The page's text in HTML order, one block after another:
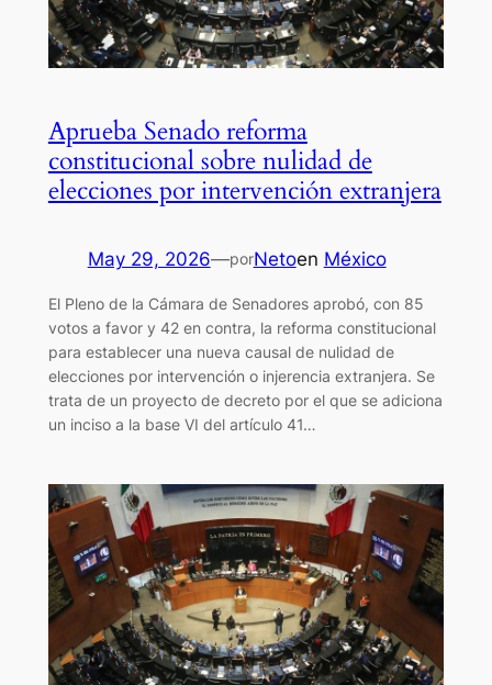
Aprueba Senado reforma
constitucional sobre nulidad de
elecciones por intervención extranjera
May 29, 2026—porNetoen México
El Pleno de la Cámara de Senadores aprobó, con 85
votos a favor y 42 en contra, la reforma constitucional
para establecer una nueva causal de nulidad de
elecciones por intervención o injerencia extranjera. Se
trata de un proyecto de decreto por el que se adiciona
un inciso a la base VI del artículo 41…